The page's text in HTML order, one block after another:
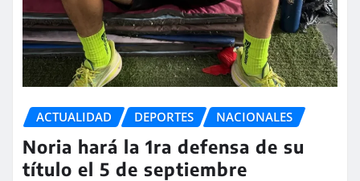
ACTUALIDAD DEPORTES NACIONALES
Noria hará la 1ra defensa de su
título el 5 de septiembre